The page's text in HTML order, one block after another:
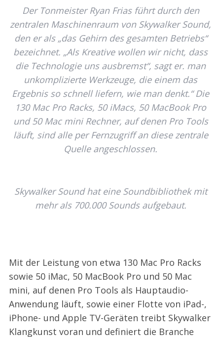
Der Tonmeister Ryan Frias führt durch den
zentralen Maschinenraum von Skywalker Sound,
den er als „das Gehirn des gesamten Betriebs“
bezeichnet. „Als Kreative wollen wir nicht, dass
die Technologie uns ausbremst“, sagt er. man
unkomplizierte Werkzeuge, die einem das
Ergebnis so schnell liefern, wie man denkt.“ Die
130 Mac Pro Racks, 50 iMacs, 50 MacBook Pro
und 50 Mac mini Rechner, auf denen Pro Tools
läuft, sind alle per Fernzugriff an diese zentrale
Quelle angeschlossen.
Skywalker Sound hat eine Soundbibliothek mit
mehr als 700.000 Sounds aufgebaut.
Mit der Leistung von etwa 130 Mac Pro Racks
sowie 50 iMac, 50 MacBook Pro und 50 Mac
mini, auf denen Pro Tools als Hauptaudio-
Anwendung läuft, sowie einer Flotte von iPad-,
iPhone- und Apple TV-Geräten treibt Skywalker
Klangkunst voran und definiert die Branche